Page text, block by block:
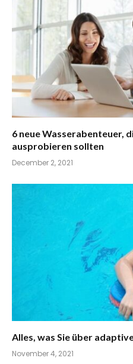
6 neue Wasserabenteuer,
ausprobieren sollten
December 2, 2021
Alles, was Sie über
November 4, 2021